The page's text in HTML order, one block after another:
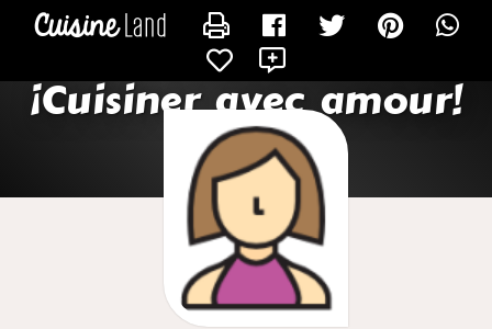
¡Cuisiner avec amour!
CONTACTER SIRENA